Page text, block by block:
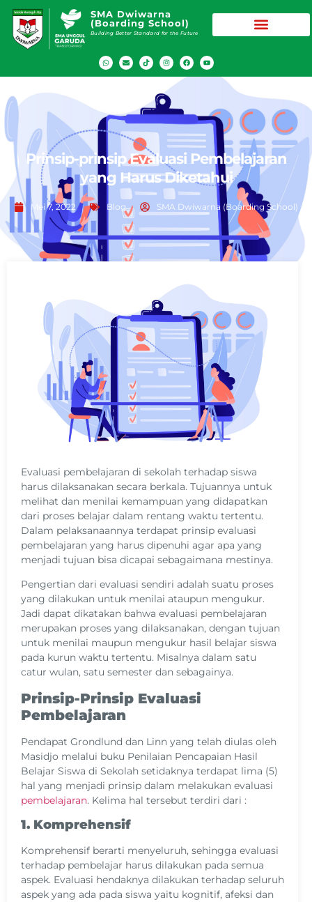
SMA Dwiwarna
(Boarding School)
Building Better Standard for the Future
Prinsip-prinsip Evaluasi Pembelajaran
yang Harus Diketahui
Mei 7, 2022 Blog SMA Dwiwarna (Boarding School)
Evaluasi pembelajaran di sekolah terhadap siswa
harus dilaksanakan secara berkala. Tujuannya untuk
melihat dan menilai kemampuan yang didapatkan
dari proses belajar dalam rentang waktu tertentu.
Dalam pelaksanaannya terdapat prinsip evaluasi
pembelajaran yang harus dipenuhi agar apa yang
menjadi tujuan bisa dicapai sebagaimana mestinya.
Pengertian dari evaluasi sendiri adalah suatu proses
yang dilakukan untuk menilai ataupun mengukur.
Jadi dapat dikatakan bahwa evaluasi pembelajaran
merupakan proses yang dilaksanakan, dengan tujuan
untuk menilai maupun mengukur hasil belajar siswa
pada kurun waktu tertentu. Misalnya dalam satu
catur wulan, satu semester dan sebagainya.
Prinsip-Prinsip Evaluasi
Pembelajaran
Pendapat Grondlund dan Linn yang telah diulas oleh
Masidjo melalui buku Penilaian Pencapaian Hasil
Belajar Siswa di Sekolah setidaknya terdapat lima (5)
hal yang menjadi prinsip dalam melakukan evaluasi
pembelajaran. Kelima hal tersebut terdiri dari :
1. Komprehensif
Komprehensif berarti menyeluruh, sehingga evaluasi
terhadap pembelajar harus dilakukan pada semua
aspek. Evaluasi hendaknya dilakukan terhadap seluruh
aspek yang ada pada siswa yaitu kognitif, afeksi dan